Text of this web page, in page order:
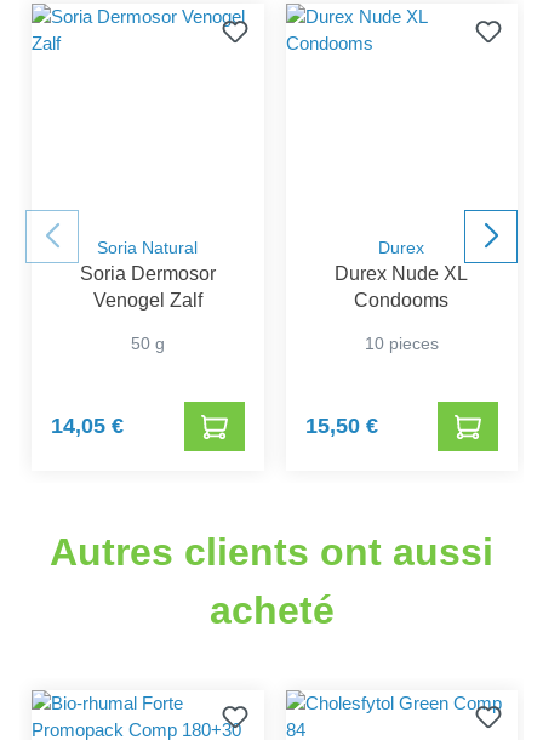
Soria Natural
Soria Dermosor
Venogel Zalf
50 g
14,05 €
Durex
Durex Nude XL
Condooms
10 pieces
15,50 €
Autres clients ont aussi
acheté